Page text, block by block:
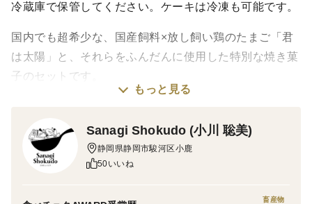
冷蔵庫で保管してください。ケーキは冷凍も可能です。
国内でも超希少な、国産飼料×放し飼い鶏のたまご「君
は太陽」と、それらをふんだんに使用した特別な焼き菓
子のセットです。
（このページは【Aセット】の販売ページです）
※写真のクッキーは種類が異なります。詳細は以下をご
確認ください。
もっと見る
Sanagi Shokudo (小川 聡美)
静岡県静岡市駿河区小鹿
50いいね
畜産物